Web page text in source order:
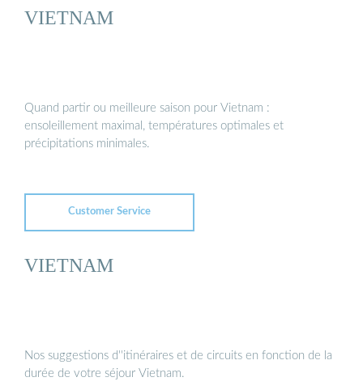
VIETNAM
Quand partir ou meilleure saison pour Vietnam :
ensoleillement maximal, températures optimales et
précipitations minimales.
Customer Service
VIETNAM
Nos suggestions d''itinéraires et de circuits en fonction de la
durée de votre séjour Vietnam.